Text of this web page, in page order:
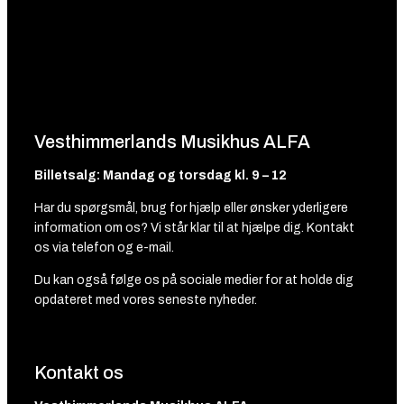
Vesthimmerlands Musikhus ALFA
Billetsalg: Mandag og torsdag kl. 9 – 12
Har du spørgsmål, brug for hjælp eller ønsker yderligere
information om os? Vi står klar til at hjælpe dig. Kontakt
os via telefon og e-mail.
Du kan også følge os på sociale medier for at holde dig
opdateret med vores seneste nyheder.
Kontakt os